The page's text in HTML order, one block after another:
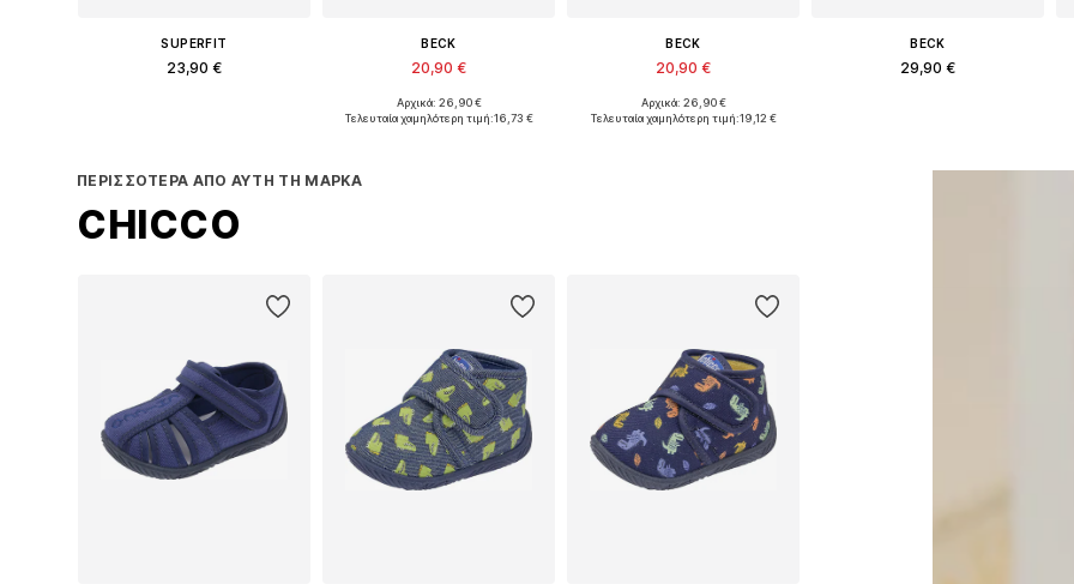
SUPERFIT
23,90 €
BECK
20,90 €
Διαθέσιμο σε πολλά μεγέθη
Αρχικά: 26,90 €
Τελευταία χαμηλότερη τιμή:16,73 €
BECK
20,90 €
Διαθέσιμο σε πολλά μεγέθη
Αρχικά: 26,90 €
Τελευταία χαμηλότερη τιμή:19,12 €
BECK
29,90 €
ΠΕΡΙΣΣΌΤΕΡΑ ΑΠΌ ΑΥΤΉ ΤΗ ΜΆΡΚΑ
CHICCO